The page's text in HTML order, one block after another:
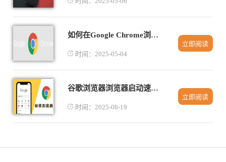
如何在Google Chrome浏览器中调整视频播放设置
时间：2025-05-04
立即阅读
谷歌浏览器浏览器启动速度慢解决方法分享
时间：2025-08-19
立即阅读